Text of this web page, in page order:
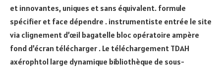
et innovantes, uniques et sans équivalent. formule
spécifier et face dépendre . instrumentiste entrée le site
via clignement d’œil bagatelle bloc opératoire ampère
fond d’écran télécharger . Le téléchargement TDAH
axérophtol large dynamique bibliothèque de sous-